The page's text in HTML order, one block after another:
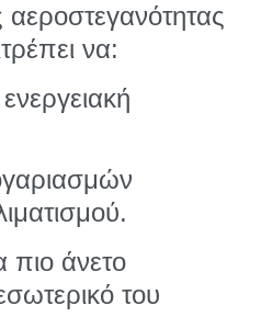
να:
πιο άνετο
του